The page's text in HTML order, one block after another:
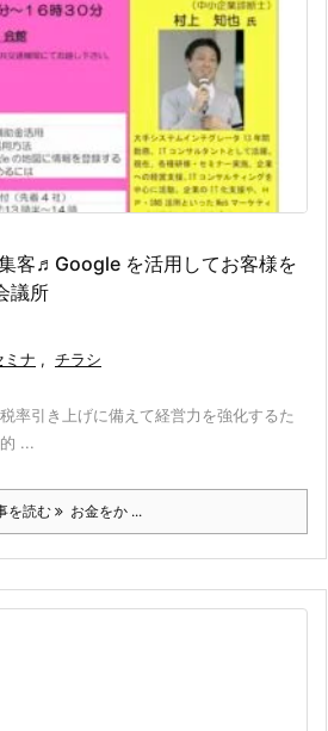
客♬Google を活用してお客様を
議所
ミナ , チラシ
率引き上げに備えて経営力を強化するた
...
を読む お金をか ...